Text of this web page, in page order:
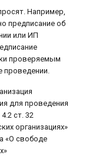
Например,
предписание об
или ИП
проверяемым
проведении.
для проведения
4.2 ст. 32
организациях»
«О свободе